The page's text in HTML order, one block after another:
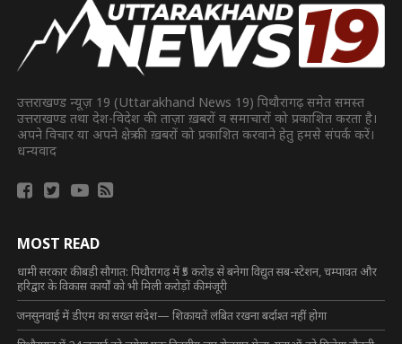
उत्तराखण्ड न्यूज़ 19 (Uttarakhand News 19) पिथौरागढ़ समेत समस्त
उत्तराखण्ड तथा देश-विदेश की ताज़ा ख़बरों व समाचारों को प्रकाशित करता है।
अपने विचार या अपने क्षेत्र की ख़बरों को प्रकाशित करवाने हेतु हमसे संपर्क करें।
धन्यवाद
MOST READ
धामी सरकार की बड़ी सौगात: पिथौरागढ़ में ₹5 करोड़ से बनेगा विद्युत सब-स्टेशन, चम्पावत और
हरिद्वार के विकास कार्यों को भी मिली करोड़ों की मंजूरी
जनसुनवाई में डीएम का सख्त संदेश— शिकायतें लंबित रखना बर्दाश्त नहीं होगा